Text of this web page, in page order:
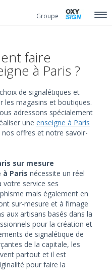
Groupe
faire
à Paris ?
de signalétiques et
les magasins et boutiques.
adressons spécialement
une enseigne à Paris
offres et notre savoir-
sur mesure
à Paris nécessite un réel
votre service ses
mais également en
sur-mesure et à l’image
aux artisans basés dans la
pour la création et
de signalétique de
de la capitale, les
partout et il est
pour faire la